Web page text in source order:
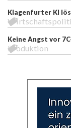
Klagenfurter KI
Keine Angst vor
Produktion